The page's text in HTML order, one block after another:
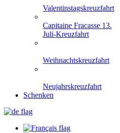
Valentinstagskreuzfahrt
Capitaine Fracasse 13.
Juli-Kreuzfahrt
Weihnachtskreuzfahrt
Neujahrskreuzfahrt
Schenken